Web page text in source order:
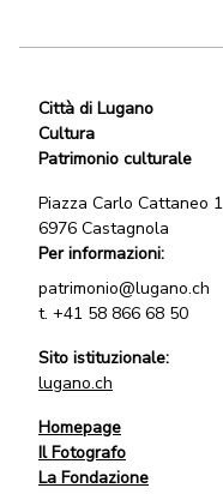
Città di Lugano
Cultura
Patrimonio culturale
Piazza Carlo Cattaneo 1
6976 Castagnola
Per informazioni:
patrimonio@lugano.ch
t. +41 58 866 68 50
Sito istituzionale:
lugano.ch
Homepage
Il Fotografo
La Fondazione